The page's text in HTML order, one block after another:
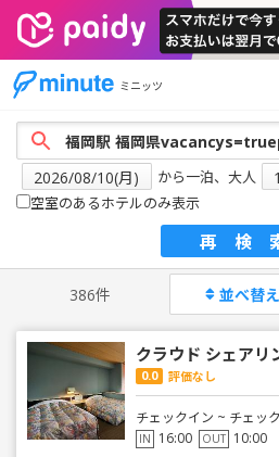
ミニッツ
から一泊、大人
空室のあるホテルのみ表示
再検
386件 並べ替え
クラウド シェアリ
0.0 評価なし
チェックイン ~ チェッ
IN 16:00 OUT 10:00